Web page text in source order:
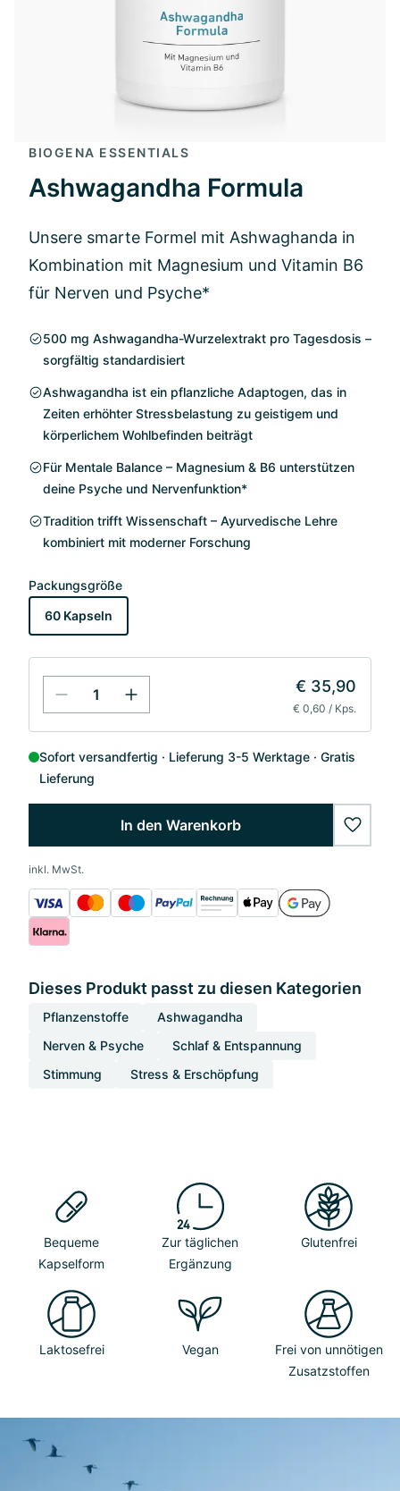
BIOGENA ESSENTIALS
Ashwagandha Formula
Unsere smarte Formel mit Ashwaghanda in
Kombination mit Magnesium und Vitamin B6
für Nerven und Psyche*
500 mg Ashwagandha-Wurzelextrakt pro Tagesdosis –
sorgfältig standardisiert
Ashwagandha ist ein pflanzliche Adaptogen, das in
Zeiten erhöhter Stressbelastung zu geistigem und
körperlichem Wohlbefinden beiträgt
Für Mentale Balance – Magnesium & B6 unterstützen
deine Psyche und Nervenfunktion*
Tradition trifft Wissenschaft – Ayurvedische Lehre
kombiniert mit moderner Forschung
Packungsgröße
60 Kapseln
€ 35,90
€ 0,60 / Kps.
Sofort versandfertig Lieferung 3-5 Werktage
Gratis
Lieferung
In den Warenkorb
inkl. MwSt.
Dieses Produkt passt zu diesen Kategorien
Pflanzenstoffe
Ashwagandha
Nerven & Psyche
Schlaf & Entspannung
Stimmung
Stress & Erschöpfung
Bequeme
Kapselform
Zur täglichen
Ergänzung
Glutenfrei
Laktosefrei Vegan
Frei von unnötigen
Zusatzstoffen